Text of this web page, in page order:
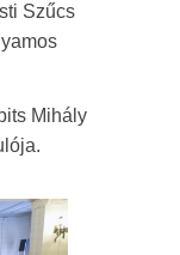
Szűcs
Mihály